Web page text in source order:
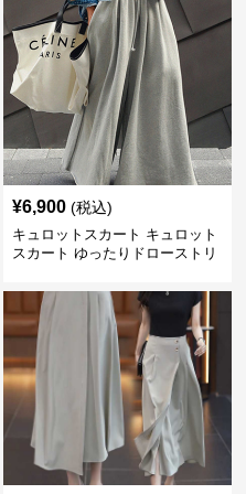
¥6,900 (税込)
キュロットスカート キュロット
スカート ゆったりドローストリ